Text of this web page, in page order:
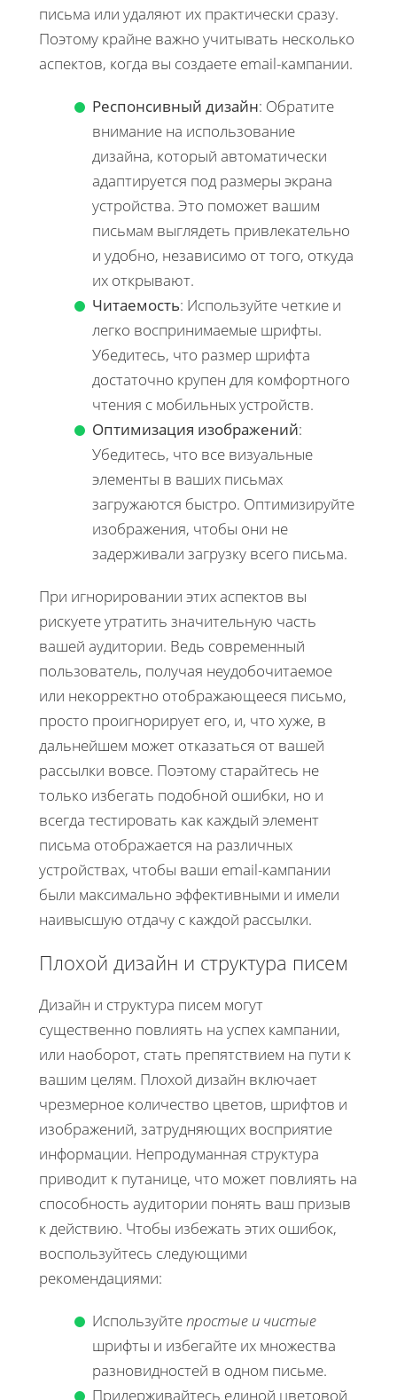
письма или удаляют их практически сразу.
Поэтому крайне важно учитывать несколько
аспектов, когда вы создаете email-кампании.
Респонсивный дизайн: Обратите
внимание на использование
дизайна, который автоматически
адаптируется под размеры экрана
устройства. Это поможет вашим
письмам выглядеть привлекательно
и удобно, независимо от того, откуда
их открывают.
Читаемость: Используйте четкие и
легко воспринимаемые шрифты.
Убедитесь, что размер шрифта
достаточно крупен для комфортного
чтения с мобильных устройств.
Оптимизация изображений:
Убедитесь, что все визуальные
элементы в ваших письмах
загружаются быстро. Оптимизируйте
изображения, чтобы они не
задерживали загрузку всего письма.
При игнорировании этих аспектов вы
рискуете утратить значительную часть
вашей аудитории. Ведь современный
пользователь, получая неудобочитаемое
или некорректно отображающееся письмо,
просто проигнорирует его, и, что хуже, в
дальнейшем может отказаться от вашей
рассылки вовсе. Поэтому старайтесь не
только избегать подобной ошибки, но и
всегда тестировать как каждый элемент
письма отображается на различных
устройствах, чтобы ваши email-кампании
были максимально эффективными и имели
наивысшую отдачу с каждой рассылки.
Плохой дизайн и структура писем
Дизайн и структура писем могут
существенно повлиять на успех кампании,
или наоборот, стать препятствием на пути к
вашим целям. Плохой дизайн включает
чрезмерное количество цветов, шрифтов и
изображений, затрудняющих восприятие
информации. Непродуманная структура
приводит к путанице, что может повлиять на
способность аудитории понять ваш призыв
к действию. Чтобы избежать этих ошибок,
воспользуйтесь следующими
рекомендациями:
Используйте простые и чистые
шрифты и избегайте их множества
разновидностей в одном письме.
Придерживайтесь единой цветовой